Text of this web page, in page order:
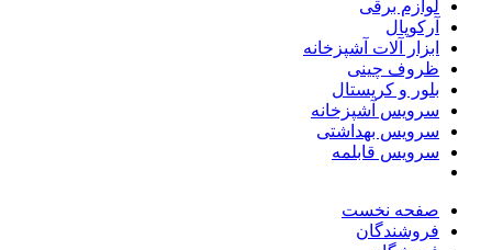
لوازم برقی
آرکوپال
ابزار آلات آشپزخانه
ظروف چینی
بلور و کریستال
سرویس آشپزخانه
سرویس بهداشتی
سرویس قابلمه
صفحه نخست
فروشندگان